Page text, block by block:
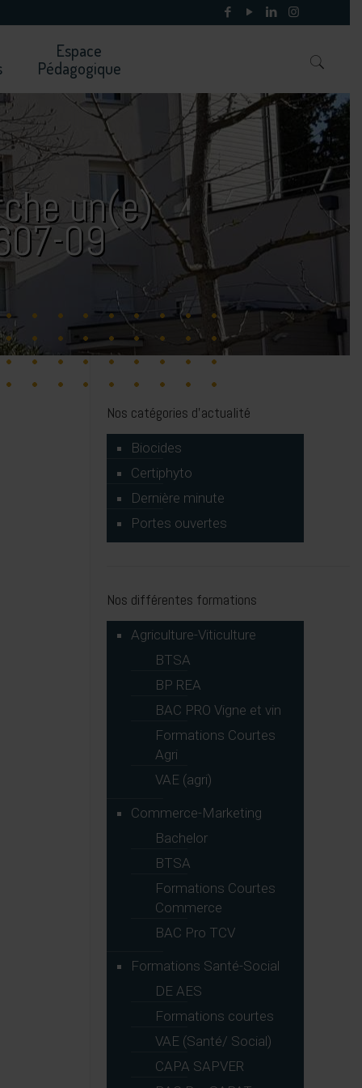
Espace
Pédagogique
un(e)
09
Nos catégories d’actualité
Biocides
Certiphyto
Dernière minute
Portes ouvertes
Nos différentes formations
Agriculture-Viticulture
BTSA
BP REA
BAC PRO Vigne et vin
Formations Courtes
Agri
VAE (agri)
Commerce-Marketing
Bachelor
BTSA
Formations Courtes
Commerce
BAC Pro TCV
Formations Santé-Social
DE AES
Formations courtes
VAE (Santé/ Social)
CAPA SAPVER